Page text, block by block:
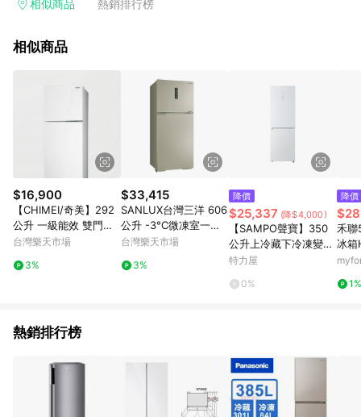
球嚴選、商城、專案商品、「草莓網」全館商品。 4. 如取消訂
回饋。 5. 點數回饋會扣除所有折扣優惠後之最終發票金額計算，
實際回饋請依LINE購物通知為主。 6. 訂單如有使用東森購物
ETMall站內之折扣優惠(包含但不限於東森幣、樂透金、東森現金
券等)，不具點數回饋資格。詳細請依東森購物ETMall之結帳頁面
殊活動時開放「回饋無上限」)，以同一訂單中同一商品不論件數
計算，並依訂單成立時間當下LINE購物所設定的回饋機制為準。
8. LINE購物為購物資訊整合性平台，商品資料更新會有時間差，
如顯示之商品規格、顏色、價位、贈品與東森購物ETMall銷售網
頁不符，以銷售網頁標示為準。 9. 若有贈點爭議，請務必於訂單
日期+180天以內至LINE購物客服洽詢；若超過180天(含)以上進
行申訴，恕無法贈點回饋。 10. 部分點數紅包僅限指定商品使
用，或不適用於無回饋商品。各點數紅包之適用商品與使用條件
相似商品 熱銷排行榜
相似商品
$16,900
【CHIMEI/奇美】292
公升 一級能效 雙門變
頻電冰箱 UR-A298VB
台灣樂天市場
3%
$33,415
SANLUX台灣三洋 606
公升 -3°C微凍室一級
變頻雙門電冰箱 /台 SR
台灣樂天市場
3%
降價
$25,337 (降$4,000)
【SAMPO聲寶】350
公升上冷藏下冷凍變頻
雙門冰箱SR-C35GD
特力屋
0%
降價
禾聯
冰箱
1%
熱銷排行榜